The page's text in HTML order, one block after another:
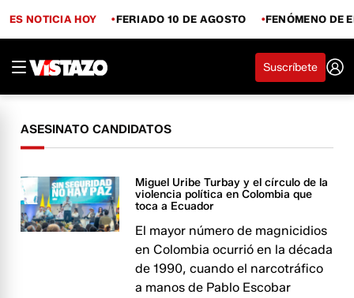
ES NOTICIA HOY FERIADO 10 DE AGOSTO FENÓMENO DE
Suscríbete
ASESINATO CANDIDATOS
Miguel Uribe Turbay y el círculo de la
violencia política en Colombia que
toca a Ecuador
El mayor número de magnicidios
en Colombia ocurrió en la década
de 1990, cuando el narcotráfico
a manos de Pablo Escobar